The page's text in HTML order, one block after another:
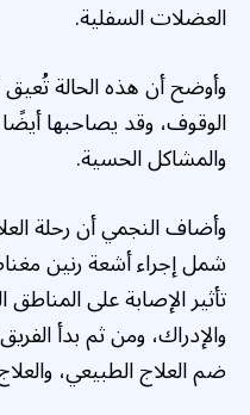
العضلات السفلية.
وأوضح أن هذه الحالة
الوقوف، وقد يصاحبها
والمشاكل الحسية.
وأضاف النجمي أن رحلة
شمل إجراء أشعة رنين
تأثير الإصابة على المناطق
والإدراك، ومن ثم بدأ
ضم العلاج الطبيعي،